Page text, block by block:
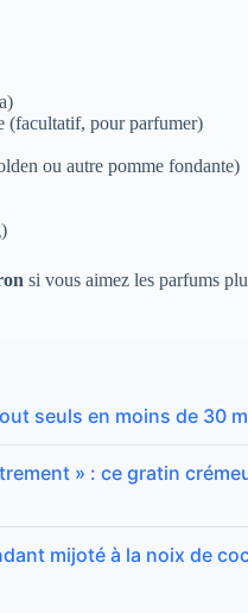
(facultatif, pour parfumer)
ou autre pomme fondante)
si vous aimez les parfums
seuls en moins de 30
» : ce gratin
mijoté à la noix de